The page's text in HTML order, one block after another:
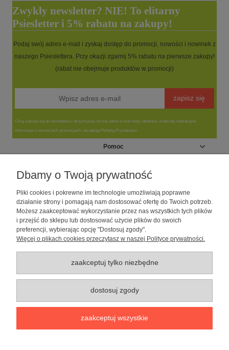
Zwykły newsletter? NIE! To elitarny
Psiesletter i 5% rabatu na zakupy!
Podaj swój adres e-mail i zyskaj dostęp do promocji, nowości i nowinek z
naszego Psieslettera. Przy okazji zgarnij 5% rabatu na pierwsze zakupy!
(rabat nie obejmuje produktów w promocji)
zapisz się
Chcę zapisać się do newslettera i otrzymywać na mój adres e-mail kody rabatowe, materiały edukacyjne,
informacje o nowościach, promocjach i akceptuję Politykę Prywatności.
Pomoc
Moje konto
Informacje
O nas
Sklep dla psów caniLOVE| NIP: 5251057141 | ul. Strzelecka 54/56, 64-
010 Krzywiń, woj. wielkopolskie | telefon: 600 189 631, e-mail:
sklep@canilove.pl
Realizacja:Centrum Usług E-Commerce Łukasz Wiśniewski2021 |
Oprogramowanie:Shoper
Sklep internetowy Shoper Premium
Dbamy o Twoją prywatność
Pliki cookies i pokrewne im technologie umożliwiają poprawne
działanie strony i pomagają nam dostosować ofertę do Twoich potrzeb.
Możesz zaakceptować wykorzystanie przez nas wszystkich tych plików
i przejść do sklepu lub dostosować użycie plików do swoich
preferencji, wybierając opcję "Dostosuj zgody".
Więcej o plikach cookies przeczytasz w naszej Polityce prywatności.
zaakceptuj tylko niezbędne
dostosuj zgody
zaakceptuj wszystkie